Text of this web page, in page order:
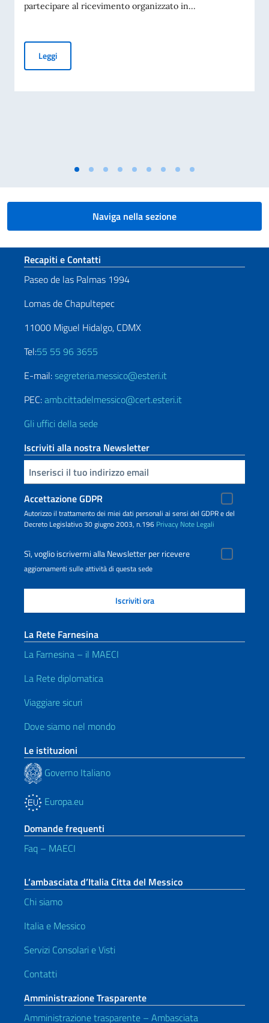
partecipare al ricevimento organizzato in...
LeggiAVVISO PUBBLICO - FESTA DELLA REPUBBLICA ITALIANA
Naviga nella sezione
Sezione footer
Recapiti e Contatti
Paseo de las Palmas 1994
Lomas de Chapultepec
11000 Miguel Hidalgo, CDMX
Tel:55 55 96 3655
E-mail:segreteria.messico@esteri.it
PEC:amb.cittadelmessico@cert.esteri.it
Gli uffici della sede
Iscriviti alla nostra Newsletter
Inserisci la tua email
Accettazione GDPR
Autorizzo il trattamento dei miei dati personali ai sensi del GDPR e del
Decreto Legislativo 30 giugno 2003, n.196 Privacy Note Legali
Sì, voglio iscrivermi alla Newsletter per ricevere
aggiornamenti sulle attività di questa sede
La Rete Farnesina
La Farnesina – il MAECI
La Rete diplomatica
Viaggiare sicuri
Dove siamo nel mondo
Le istituzioni
Governo Italiano
Europa.eu
Domande frequenti
Faq – MAECI
L’ambasciata d’Italia Citta del Messico
Chi siamo
Italia e Messico
Servizi Consolari e Visti
Contatti
Amministrazione Trasparente
Amministrazione trasparente – Ambasciata